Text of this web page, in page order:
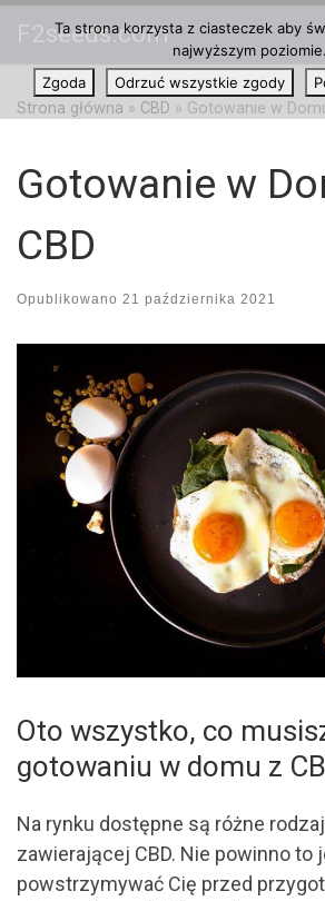
Przejdź do treści
F2seeds.com
Strona główna » CBD » Gotowanie w
Gotowanie w
CBD
Opublikowano 21 października 2021
Oto wszystko, co
gotowaniu w domu z
Na rynku dostępne są różne
zawierającej CBD. Nie powinno to
powstrzymywać Cię przed
Ta strona korzysta z ciasteczek aby
najwyższym poziomie.
Zgoda
Odrzuć wszystkie zgody